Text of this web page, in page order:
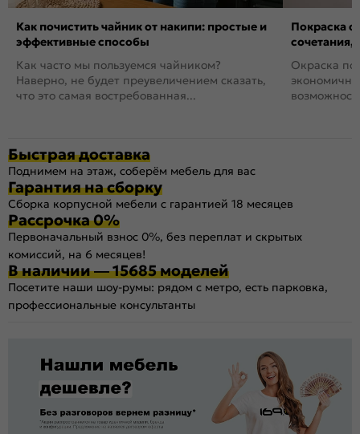
Как почистить чайник от накипи: простые и
эффективные способы
Как часто мы пользуемся чайником?
Наверно, не будет преувеличением сказать,
что это самая востребованная...
Покраска
сочетания,
Окраска
Быстрая доставка
Поднимем на этаж, соберём мебель для вас
Гарантия на сборку
Сборка корпусной мебели с гарантией 18 месяцев
Рассрочка 0%
Первоначальный взнос 0%, без переплат и скрытых
комиссий, на 6 месяцев!
В наличии — 15685 моделей
Посетите наши шоу-румы: рядом с метро, есть парковка,
профессиональные консультанты